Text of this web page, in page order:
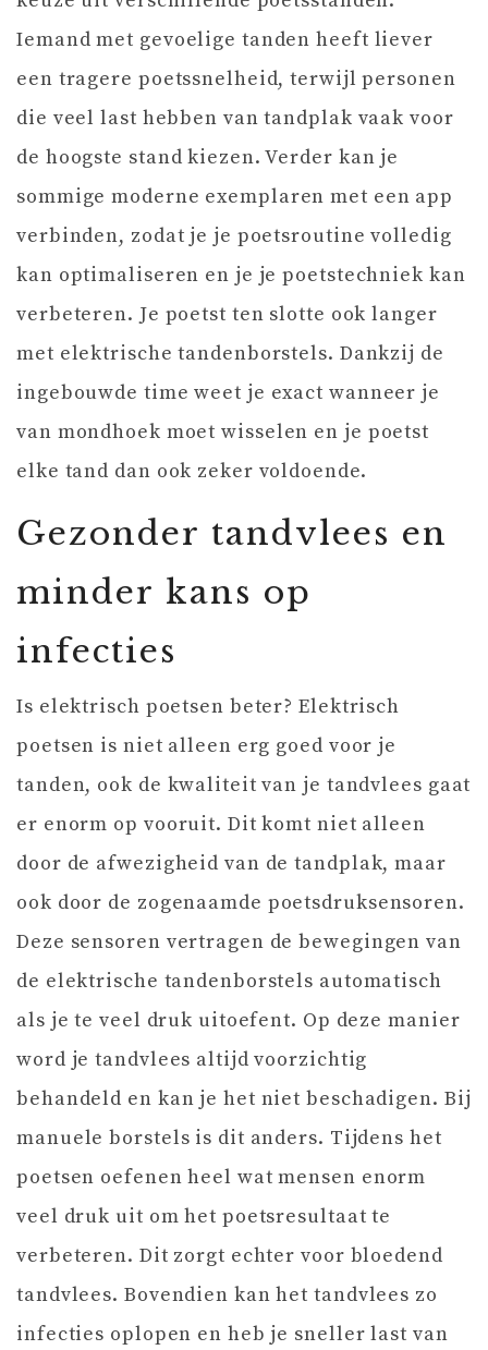
Iemand met gevoelige tanden heeft liever
een tragere poetssnelheid, terwijl personen
die veel last hebben van tandplak vaak voor
de hoogste stand kiezen. Verder kan je
sommige moderne exemplaren met een app
verbinden, zodat je je poetsroutine volledig
kan optimaliseren en je je poetstechniek kan
verbeteren. Je poetst ten slotte ook langer
met elektrische tandenborstels. Dankzij de
ingebouwde time weet je exact wanneer je
van mondhoek moet wisselen en je poetst
elke tand dan ook zeker voldoende.
Gezonder tandvlees en
minder kans op
infecties
Is elektrisch poetsen beter? Elektrisch
poetsen is niet alleen erg goed voor je
tanden, ook de kwaliteit van je tandvlees gaat
er enorm op vooruit. Dit komt niet alleen
door de afwezigheid van de tandplak, maar
ook door de zogenaamde poetsdruksensoren.
Deze sensoren vertragen de bewegingen van
de elektrische tandenborstels automatisch
als je te veel druk uitoefent. Op deze manier
word je tandvlees altijd voorzichtig
behandeld en kan je het niet beschadigen. Bij
manuele borstels is dit anders. Tijdens het
poetsen oefenen heel wat mensen enorm
veel druk uit om het poetsresultaat te
verbeteren. Dit zorgt echter voor bloedend
tandvlees. Bovendien kan het tandvlees zo
infecties oplopen en heb je sneller last van